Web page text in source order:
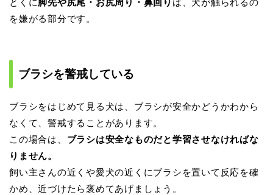
を嫌がる部分です。
ブラシを警戒している
ブラシをはじめて見る犬は、ブラシが安全かどうかわから
なくて、警戒することがあります。
この場合は、 ブラシは安全なものだと学習させなければな
りません。
飼い主さんの近くや愛犬の近くにブラシを置いて反応を確
かめ、近づけたら褒めてあげましょう。